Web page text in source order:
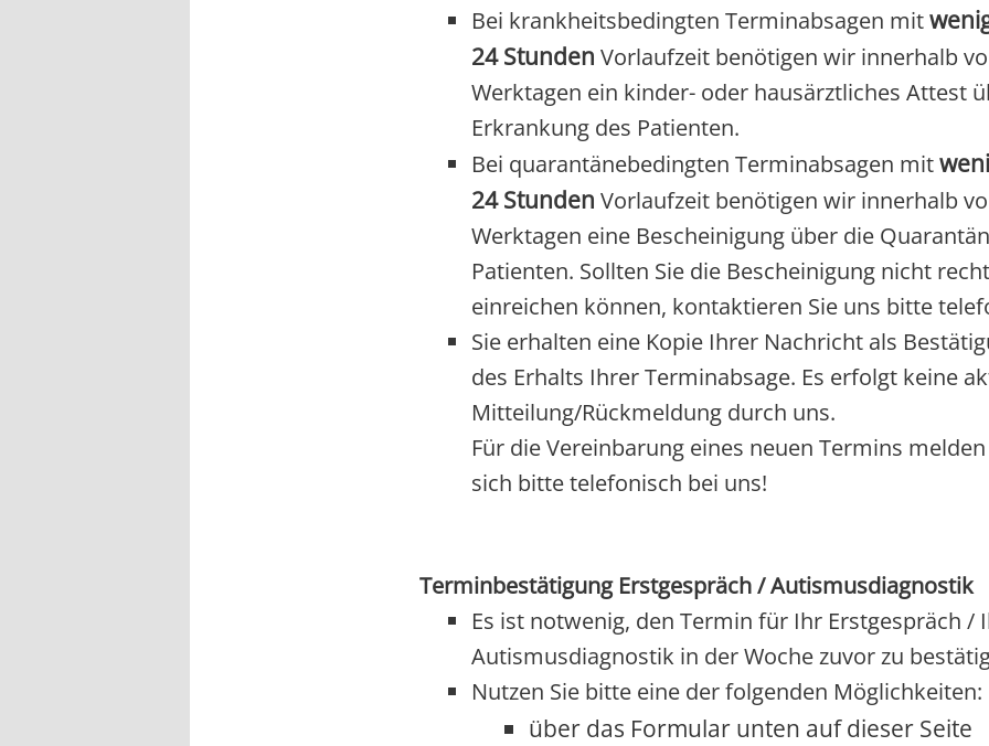
Bei krankheitsbedingten Terminabsagen mit
24 Stunden Vorlaufzeit benötigen wir innerhalb
Werktagen ein kinder- oder hausärztliches Attest
Erkrankung des Patienten.
Bei quarantänebedingten Terminabsagen mit
24 Stunden Vorlaufzeit benötigen wir innerhalb
Werktagen eine Bescheinigung über die
Patienten. Sollten Sie die Bescheinigung nicht
einreichen können, kontaktieren Sie uns bitte
Sie erhalten eine Kopie Ihrer Nachricht als
des Erhalts Ihrer Terminabsage. Es erfolgt keine
Mitteilung/Rückmeldung durch uns.
Für die Vereinbarung eines neuen Termins melden
sich bitte telefonisch bei uns!
Terminbestätigung Erstgespräch / Autismusdiagnostik
Es ist notwenig, den Termin für Ihr Erstgespräch /
Autismusdiagnostik in der Woche zuvor zu
Nutzen Sie bitte eine der folgenden Möglichkeiten:
über das Formular unten auf dieser Seite